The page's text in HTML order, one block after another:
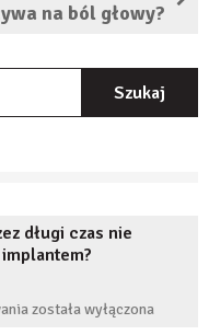
na ból głowy?
długi czas nie
Co
została wyłączona